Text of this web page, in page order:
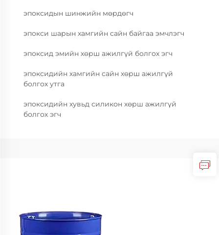
эпоксидын шинжийн мөрдөгч
эпокси шарын хамгийн сайн байгаа эмчлэгч
эпоксид эмийн хөрш ажилгүй болгох эгч
эпоксидийн хамгийн сайн хөрш ажилгүй
болгох утга
эпоксидийн хувьд силикон хөрш ажилгүй
болгох эгч